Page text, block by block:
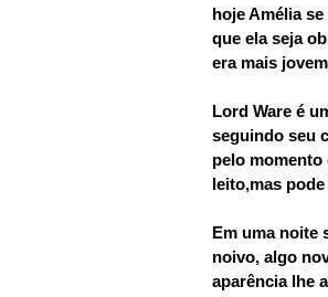
hoje Amélia
que ela seja
era mais
Lord Ware é
seguindo seu
pelo momento
leito,mas
Em uma noite
noivo, algo
aparência lhe